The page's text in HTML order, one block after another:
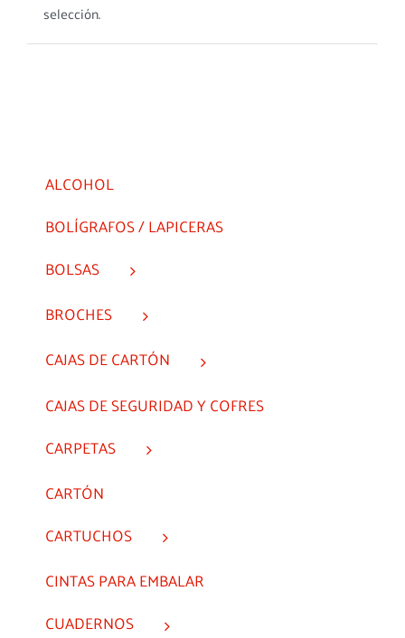
selección.
ALCOHOL
BOLÍGRAFOS / LAPICERAS
BOLSAS
BROCHES
CAJAS DE CARTÓN
CAJAS DE SEGURIDAD Y COFRES
CARPETAS
CARTÓN
CARTUCHOS
CINTAS PARA EMBALAR
CUADERNOS